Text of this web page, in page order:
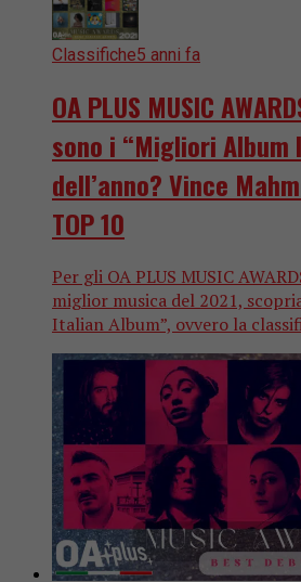
Classifiche5 anni fa
OA PLUS MUSIC
sono i “Migliori Album
dell’anno? Vince
TOP 10
Per gli OA PLUS MUSIC
miglior musica del 2021,
Italian Album”, ovvero la